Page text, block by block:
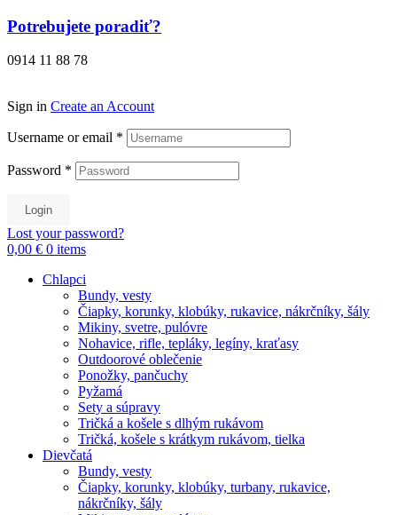
Preskočiť
obsah
Potrebujete poradiť?
0914 11 88 78
Sign in Create an Account
Username or email *
Password *
Login
Lost your password?
0,00 € 0 items
Chlapci
Bundy, vesty
Čiapky, korunky, klobúky, rukavice, nákrčníky, šály
Mikiny, svetre, pulóvre
Nohavice, rifle, tepláky, legíny, kraťasy
Outdoorové oblečenie
Ponožky, pančuchy
Pyžamá
Sety a súpravy
Tričká a košele s dlhým rukávom
Tričká, košele s krátkym rukávom, tielka
Dievčatá
Bundy, vesty
Čiapky, korunky, klobúky, turbany, rukavice,
nákrčníky, šály